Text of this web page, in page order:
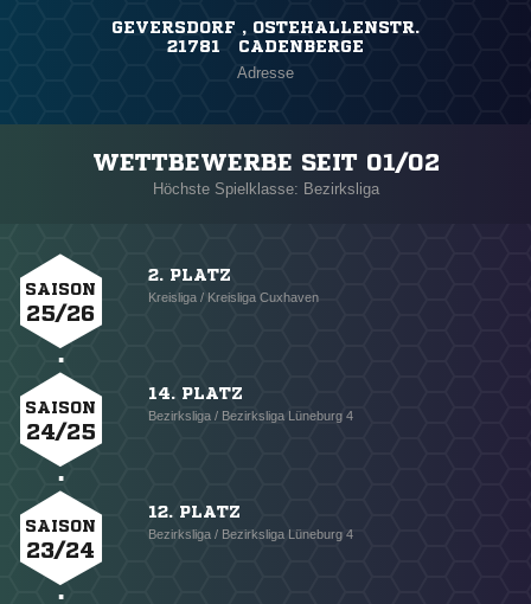
GEVERSDORF , OSTEHALLENSTR.
21781 CADENBERGE
Adresse
WETTBEWERBE SEIT 01/02
Höchste Spielklasse: Bezirksliga
SAISON
25/26
2. PLATZ
Kreisliga / Kreisliga Cuxhaven
SAISON
24/25
14. PLATZ
Bezirksliga / Bezirksliga Lüneburg 4
SAISON
23/24
12. PLATZ
Bezirksliga / Bezirksliga Lüneburg 4